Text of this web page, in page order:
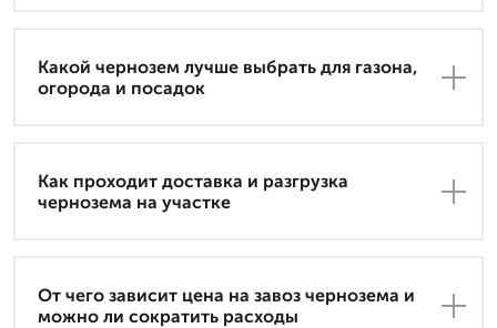
Какой чернозем лучше выбрать для газона,
огорода и посадок
Как проходит доставка и разгрузка
чернозема на участке
От чего зависит цена на завоз чернозема и
можно ли сократить расходы